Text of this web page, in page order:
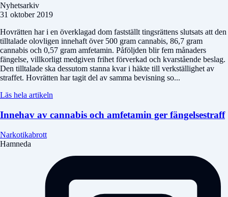
Nyhetsarkiv
31 oktober 2019
Hovrätten har i en överklagad dom fastställt tingsrättens slutsats att den
tilltalade olovligen innehaft över 500 gram cannabis, 86,7 gram
cannabis och 0,57 gram amfetamin. Påföljden blir fem månaders
fängelse, villkorligt medgiven frihet förverkad och kvarstående beslag.
Den tilltalade ska dessutom stanna kvar i häkte till verkställighet av
straffet. Hovrätten har tagit del av samma bevisning so...
Läs hela artikeln
Innehav av cannabis och amfetamin ger fängelsestraff
Narkotikabrott
Hamneda